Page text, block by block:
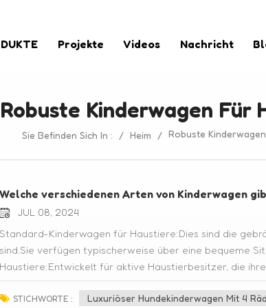
Projekte Videos Nachricht
Robuste Kinderwagen Für
Sie Befinden Sich In : / Heim / Robuste
Welche verschiedenen Arten von Kinderwagen
JUL 08, 2024
Standard-Kinderwagen für Haustiere:Dies sind die
sind.Sie verfügen typischerweise über eine bequeme
Haustiere:Entwickelt für aktive Haustierbesitzer, die
verfügen in der Regel über größere, luftgefüllte Reifen,
für sanfte und stabile Fahrten. Umwandelbare
STICHWORTE : Luxuriöser Hundekinderwagen Mit 4